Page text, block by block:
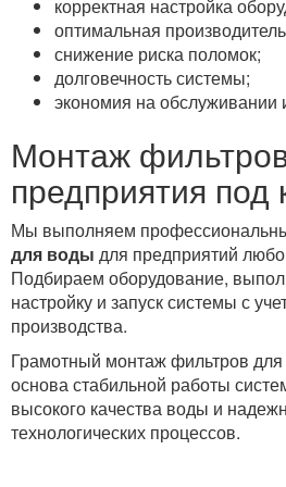
корректная настройка
оптимальная
снижение риска поломок;
долговечность системы;
экономия на обслуживании
Монтаж
предприятия под
Мы выполняем
для воды для предприятий
Подбираем оборудование,
настройку и запуск системы с
производства.
Грамотный монтаж фильтров
основа стабильной работы
высокого качества воды и
технологических процессов.